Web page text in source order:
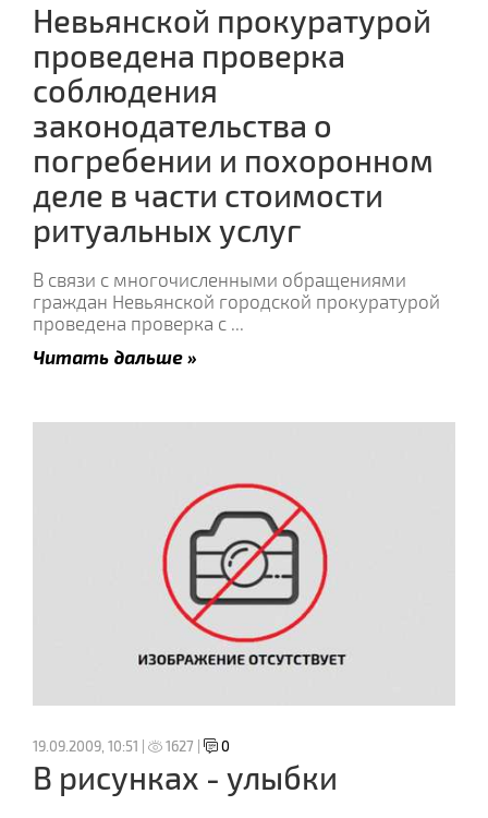
Невьянской прокуратурой
проведена проверка
соблюдения
законодательства о
погребении и похоронном
деле в части стоимости
ритуальных услуг
В связи с многочисленными обращениями
граждан Невьянской городской прокуратурой
проведена проверка с ...
Читать дальше »
19.09.2009, 10:51 | 1627 | 0
В рисунках - улыбки